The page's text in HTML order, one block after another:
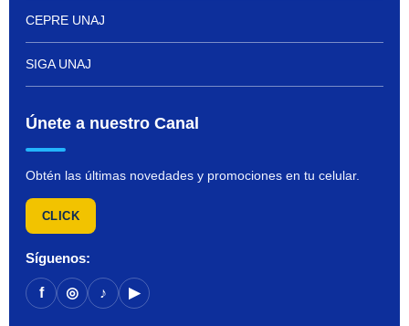
CEPRE UNAJ
SIGA UNAJ
Únete a nuestro Canal
Obtén las últimas novedades y promociones en tu celular.
CLICK
Síguenos:
f ◎ ♪ ▶